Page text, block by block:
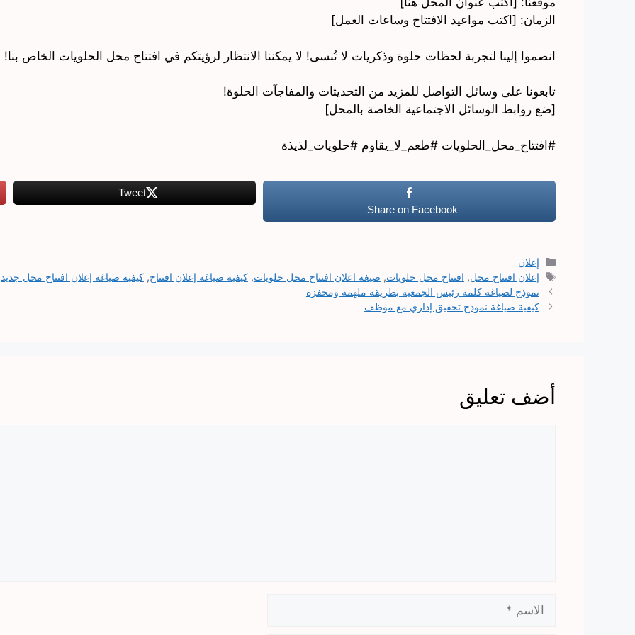
الزمان: [اكتب مواعيد الافتتاح وساعات العمل]
انضموا إلينا لتجربة لحظات حلوة وذكريات لا تُنسى! لا يمكننا الانتظار لرؤيتكم في افتتاح محل الحلويات الخاص بنا!
تابعونا على وسائل التواصل للمزيد من التحديثات والمفاجآت الحلوة!
[ضع روابط الوسائل الاجتماعية الخاصة بالمحل]
#افتتاح_محل_الحلويات #طعم_لا_يقاوم #حلويات_لذيذة
Share on Facebook
Tweet
التصنيفات
إعلان
الوسوم
إعلان افتتاح محل, افتتاح محل حلويات, صيغة اعلان افتتاح محل حلويات,كيفية صياغة إعلان افتتاح,كيفية صياغة إعلان افتتاح محل جديد
نموذج لصياغة كلمة رئيس الجمعية بطريقة ملهمة ومحفزة
كيفية صياغة نموذج تحقيق إداري مع موظف
أضف تعليق
الاسم